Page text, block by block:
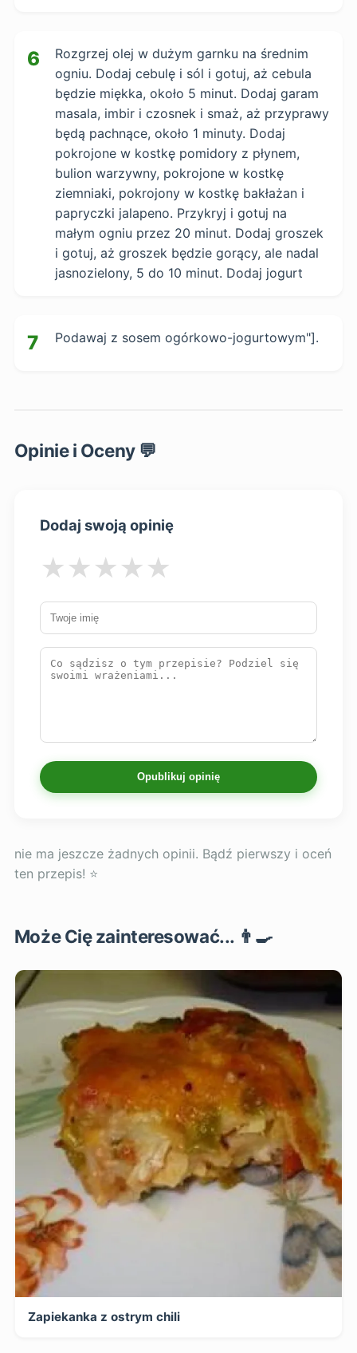
6
Rozgrzej olej w dużym garnku na średnim
ogniu. Dodaj cebulę i sól i gotuj, aż cebula
będzie miękka, około 5 minut. Dodaj garam
masala, imbir i czosnek i smaż, aż przyprawy
będą pachnące, około 1 minuty. Dodaj
pokrojone w kostkę pomidory z płynem,
bulion warzywny, pokrojone w kostkę
ziemniaki, pokrojony w kostkę bakłażan i
papryczki jalapeno. Przykryj i gotuj na
małym ogniu przez 20 minut. Dodaj groszek
i gotuj, aż groszek będzie gorący, ale nadal
jasnozielony, 5 do 10 minut. Dodaj jogurt
7 Podawaj z sosem ogórkowo-jogurtowym"].
Opinie i Oceny 💬
Dodaj swoją opinię
★
★
★
★
★
Opublikuj opinię
nie ma jeszcze żadnych opinii. Bądź pierwszy i oceń
ten przepis! ⭐
Może Cię zainteresować... 👨‍🍳
Zapiekanka z ostrym chili